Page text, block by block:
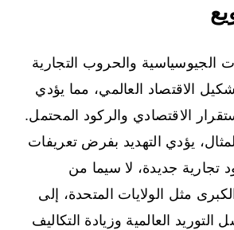
الجيوسياسية والحروب التجارية
الاقتصاد العالمي، مما يؤدي
الاقتصادي والركود المحتمل.
يؤدي التهديد بفرض تعريفات
تجارية جديدة، لا سيما من
مثل الولايات المتحدة، إلى
العالمية وزيادة التكاليف